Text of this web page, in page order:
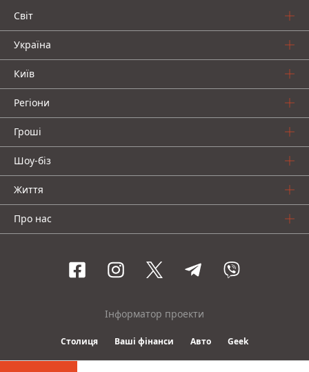
Світ
Україна
Київ
Регіони
Гроші
Шоу-біз
Життя
Про нас
Інформатор проекти
Столиця Ваші фінанси Авто Geek